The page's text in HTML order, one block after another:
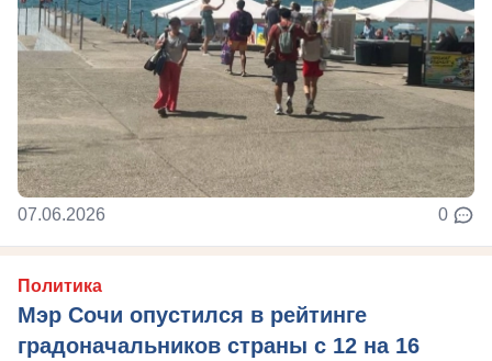
07.06.2026 0
Политика
Мэр Сочи опустился в рейтинге
градоначальников страны с 12 на 16